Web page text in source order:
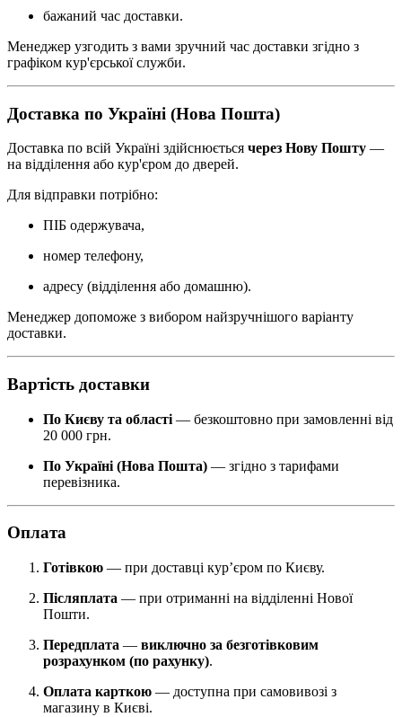
бажаний час доставки.
Менеджер узгодить з вами зручний час доставки згідно з
графіком кур'єрської служби.
Доставка по Україні (Нова Пошта)
Доставка по всій Україні здійснюється через Нову Пошту —
на відділення або кур'єром до дверей.
Для відправки потрібно:
ПІБ одержувача,
номер телефону,
адресу (відділення або домашню).
Менеджер допоможе з вибором найзручнішого варіанту
доставки.
Вартість доставки
По Києву та області — безкоштовно при замовленні від
20 000 грн.
По Україні (Нова Пошта) — згідно з тарифами
перевізника.
Оплата
Готівкою — при доставці кур’єром по Києву.
Післяплата — при отриманні на відділенні Нової
Пошти.
Передплата — виключно за безготівковим
розрахунком (по рахунку).
Оплата карткою — доступна при самовивозі з
магазину в Києві.